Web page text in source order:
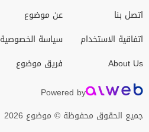
اتصل بنا
اتفاقية الاستخدام
About Us
عن موضوع
سياسة الخصوصية
فريق موضوع
Powered by
جميع الحقوق محفوظة © موضوع 2026